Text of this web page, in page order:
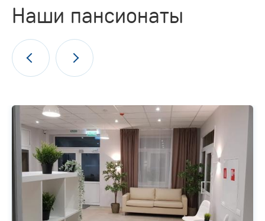
Наши пансионаты